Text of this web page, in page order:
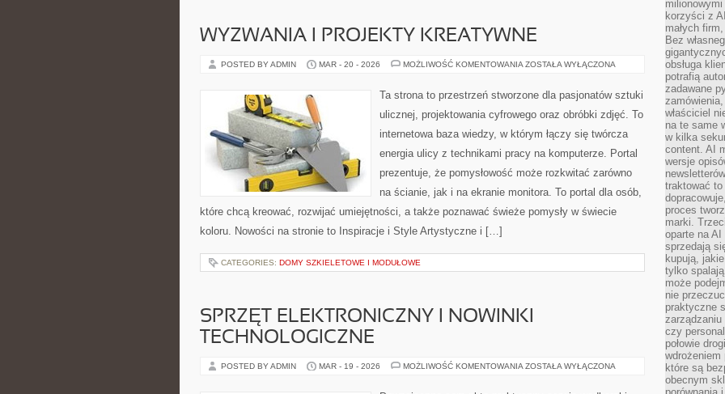
WYZWANIA I PROJEKTY KREATYWNE
POSTED BY ADMIN MAR - 20 - 2026 MOŻLIWOŚĆ KOMENTOWANIA WYZWANIA
KREATYWNE
ZOSTAŁA WYŁĄCZONA
Ta strona to przestrzeń stworzone dla pasjonatów sztuki
ulicznej, projektowania cyfrowego oraz obróbki zdjęć. To
internetowa baza wiedzy, w którym łączy się twórcza
energia ulicy z technikami pracy na komputerze. Portal
prezentuje, że pomysłowość może rozkwitać zarówno
na ścianie, jak i na ekranie monitora. To portal dla osób,
które chcą kreować, rozwijać umiejętności, a także poznawać świeże pomysły w świecie
koloru. Nowości na stronie to Inspiracje i Style Artystyczne i […]
CATEGORIES: DOMY SZKIELETOWE I MODUŁOWE
SPRZĘT ELEKTRONICZNY I NOWINKI
TECHNOLOGICZNE
POSTED BY ADMIN MAR - 19 - 2026 MOŻLIWOŚĆ KOMENTOWANIA SPRZĘT
ZOSTAŁA WYŁĄCZONA
korzyści z
małych
Bez
obsługa
potrafią
zadawane
właściciel
na te same
w kilka
content. AI
wersje
traktować
proces
marki.
oparte na
sprzedają
kupują,
tylko
może
nie
praktyczne
zarządzaniu
czy
połowie
wdrożeniem
które są
obecnym